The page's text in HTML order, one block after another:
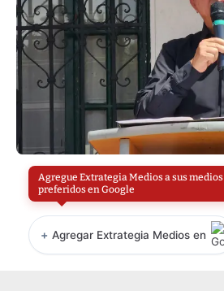
Agregue Extrategia Medios a sus medios
preferidos en Google
+ Agregar Extrategia Medios en